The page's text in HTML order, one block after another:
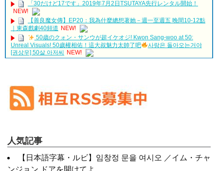
「30だけど17です」2019年7月2日TSUTAYA先行レンタル開始！
NEW!
【善良魔女傳】EP20：我為什麼總想著她－週一至週五 晚間10-12點
｜東森戲劇40頻道 NEW!
50歳のクォン・サンウが超イケオジ! Kwon Sang-woo at 50:
Unreal Visuals! 50歲權相佑！這大叔魅力太帥了吧
사랑은 돌아오는거야
[권상우] 50살 아저씨
NEW!
【日本語字幕】UP10TION U10TV ep.220-ソニュル、ファニ、ジニ
ョクの'ミス・マ;復讐の女神'OST'Flower'録音現場！
ヒョヌ＆ピョ・イェジン、3か月目熱愛中…『月桂樹洋服店の紳…
This scene
&#39; (ft. 도여니의 학창시절) | 편 먹고 갈래요? 밥블레스유 2 bobblessyou2
EP.18
の意味・使い方について
について
「退屈だ・暇だ」を韓国語では？「심심하다（シムシマダ）」の意
yoon kyun sang
HSF(126)-윤균상 서울숲 벤치 (YUN Kyunsang)(4)September::
Healing in Seoul Forest (서울숲)
yoon kyun sang
人気記事
【日本語字幕・ルビ】임창정 문을 여시오 ／イム・チャ